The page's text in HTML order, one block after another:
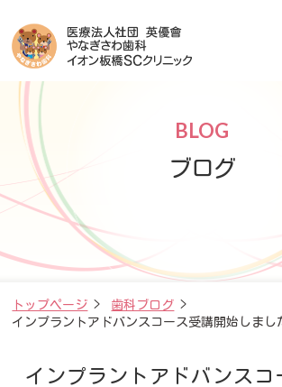
BLOG
ブログ
トップページ > 歯科ブログ >
インプラントアドバンスコース受講開始しまし
インプラントアドバンスコ